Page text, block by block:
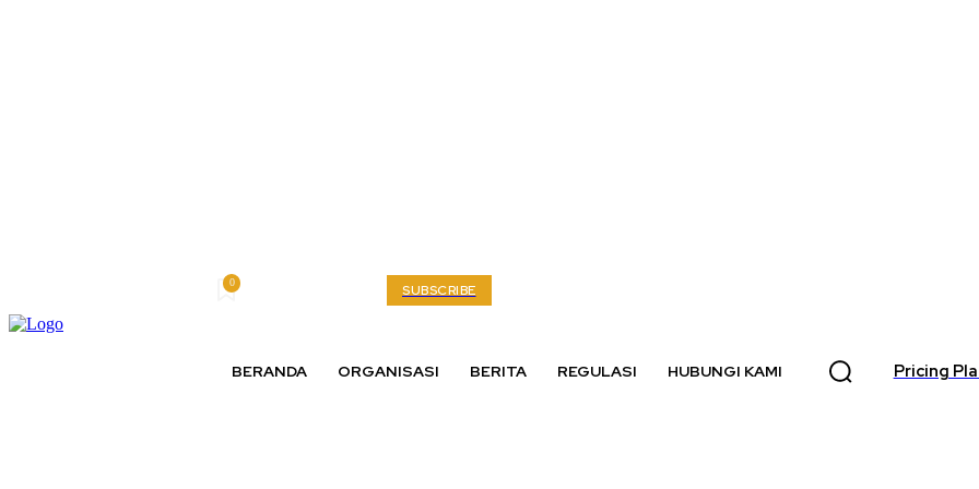
0 SUBSCRIBE
BERANDA ORGANISASI BERITA REGULASI HUBUNGI KAMI Pricing